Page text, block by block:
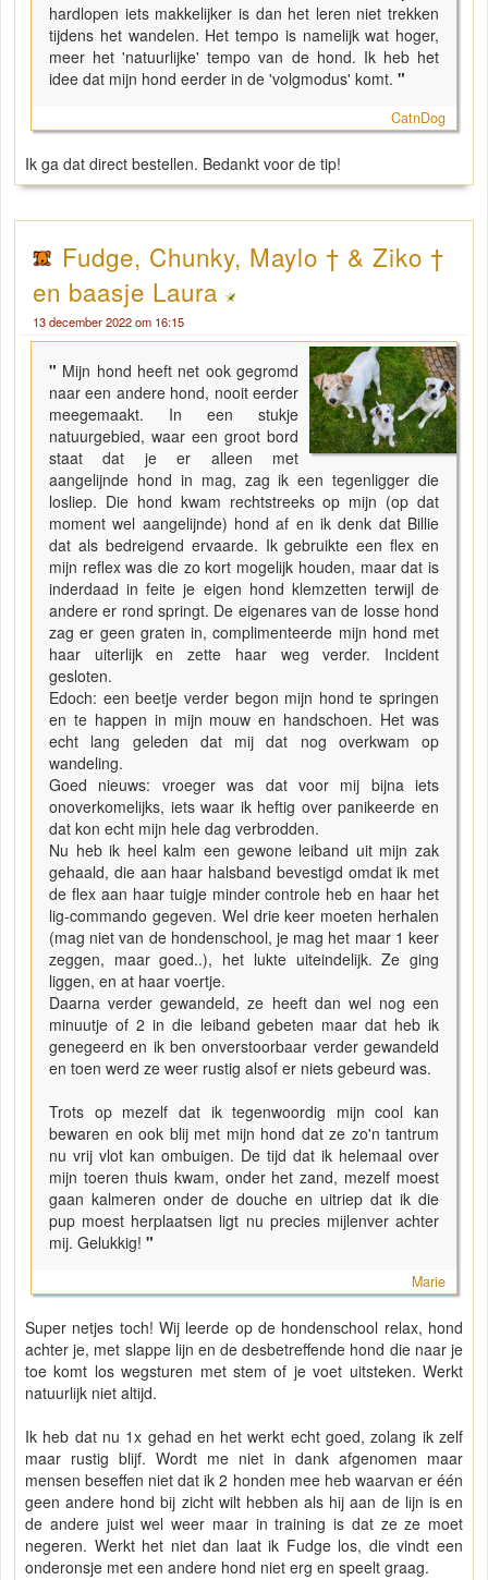
hardlopen iets makkelijker is dan het leren niet trekken
tijdens het wandelen. Het tempo is namelijk wat hoger,
meer het 'natuurlijke' tempo van de hond. Ik heb het
idee dat mijn hond eerder in de 'volgmodus' komt. "
CatnDog
Ik ga dat direct bestellen. Bedankt voor de tip!
Fudge, Chunky, Maylo † & Ziko †
en baasje Laura
13 december 2022 om 16:15
" Mijn hond heeft net ook gegromd
naar een andere hond, nooit eerder
meegemaakt. In een stukje
natuurgebied, waar een groot bord
staat dat je er alleen met
aangelijnde hond in mag, zag ik een tegenligger die
losliep. Die hond kwam rechtstreeks op mijn (op dat
moment wel aangelijnde) hond af en ik denk dat Billie
dat als bedreigend ervaarde. Ik gebruikte een flex en
mijn reflex was die zo kort mogelijk houden, maar dat is
inderdaad in feite je eigen hond klemzetten terwijl de
andere er rond springt. De eigenares van de losse hond
zag er geen graten in, complimenteerde mijn hond met
haar uiterlijk en zette haar weg verder. Incident
gesloten.
Edoch: een beetje verder begon mijn hond te springen
en te happen in mijn mouw en handschoen. Het was
echt lang geleden dat mij dat nog overkwam op
wandeling.
Goed nieuws: vroeger was dat voor mij bijna iets
onoverkomelijks, iets waar ik heftig over panikeerde en
dat kon echt mijn hele dag verbrodden.
Nu heb ik heel kalm een gewone leiband uit mijn zak
gehaald, die aan haar halsband bevestigd omdat ik met
de flex aan haar tuigje minder controle heb en haar het
lig-commando gegeven. Wel drie keer moeten herhalen
(mag niet van de hondenschool, je mag het maar 1 keer
zeggen, maar goed..), het lukte uiteindelijk. Ze ging
liggen, en at haar voertje.
Daarna verder gewandeld, ze heeft dan wel nog een
minuutje of 2 in die leiband gebeten maar dat heb ik
genegeerd en ik ben onverstoorbaar verder gewandeld
en toen werd ze weer rustig alsof er niets gebeurd was.
Trots op mezelf dat ik tegenwoordig mijn cool kan
bewaren en ook blij met mijn hond dat ze zo'n tantrum
nu vrij vlot kan ombuigen. De tijd dat ik helemaal over
mijn toeren thuis kwam, onder het zand, mezelf moest
gaan kalmeren onder de douche en uitriep dat ik die
pup moest herplaatsen ligt nu precies mijlenver achter
mij. Gelukkig! "
Marie
Super netjes toch! Wij leerde op de hondenschool relax, hond
achter je, met slappe lijn en de desbetreffende hond die naar je
toe komt los wegsturen met stem of je voet uitsteken. Werkt
natuurlijk niet altijd.
Ik heb dat nu 1x gehad en het werkt echt goed, zolang ik zelf
maar rustig blijf. Wordt me niet in dank afgenomen maar
mensen beseffen niet dat ik 2 honden mee heb waarvan er één
geen andere hond bij zicht wilt hebben als hij aan de lijn is en
de andere juist wel weer maar in training is dat ze ze moet
negeren. Werkt het niet dan laat ik Fudge los, die vindt een
onderonsje met een andere hond niet erg en speelt graag.